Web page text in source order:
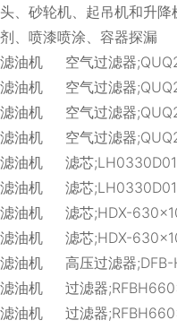
头、砂轮机、起吊机和升
剂、喷漆喷涂、容器探漏
滤油机 空气过滤器
滤油机 空气过滤器
滤油机 空气过滤器
滤油机 空气过滤器
滤油机 滤芯
滤油机 滤芯
滤油机 滤芯;HDX-
滤油机 滤芯;HDX-
滤油机 高压过滤器;DFB-
滤油机 过滤器
滤油机 过滤器